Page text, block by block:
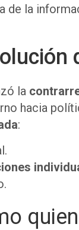
de la
la
hacia
: